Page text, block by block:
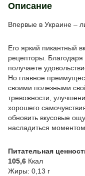
Описание
Впервые в Украине –
Его яркий пикантный
рецепторы.
получаете
Но главное
своими полезными
тревожности,
хорошего
обновить вкусовые
насладиться моментом.
Питательная
105,6 Ккал
Жиры: 0,13 г